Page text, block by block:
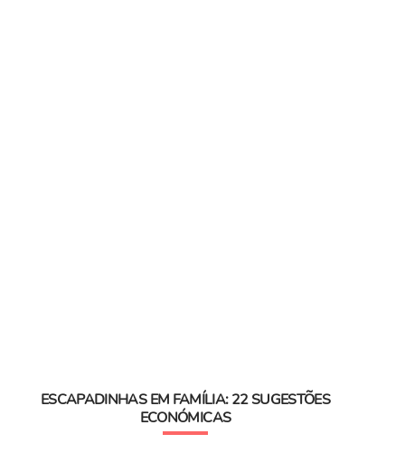
ESCAPADINHAS EM FAMÍLIA: 22 SUGESTÕES
ECONÓMICAS